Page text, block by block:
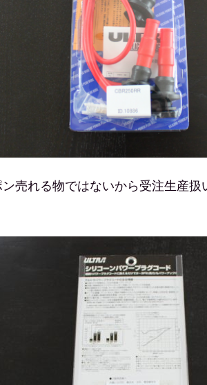
売れる物ではないから受注生産